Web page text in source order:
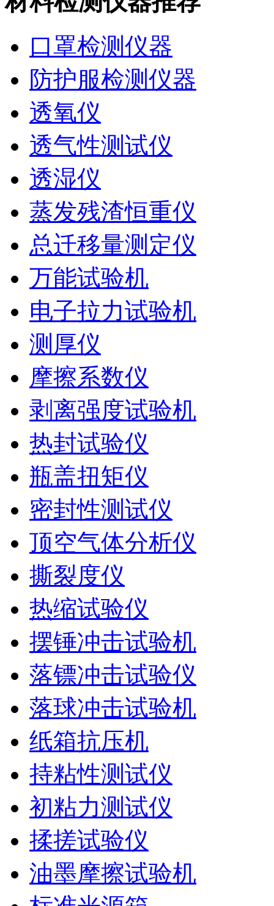
口罩检测仪器
防护服检测仪器
透氧仪
透气性测试仪
透湿仪
蒸发残渣恒重仪
总迁移量测定仪
万能试验机
电子拉力试验机
测厚仪
摩擦系数仪
剥离强度试验机
热封试验仪
瓶盖扭矩仪
密封性测试仪
顶空气体分析仪
撕裂度仪
热缩试验仪
摆锤冲击试验机
落镖冲击试验仪
落球冲击试验机
纸箱抗压机
持粘性测试仪
初粘力测试仪
揉搓试验仪
油墨摩擦试验机